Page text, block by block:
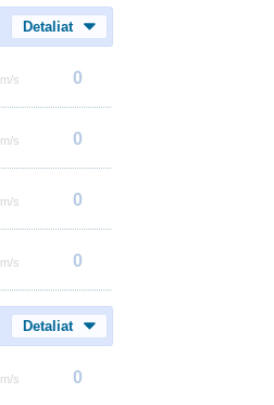
Detaliat
m/s 0
m/s 0
m/s 0
m/s 0
Detaliat
m/s 0